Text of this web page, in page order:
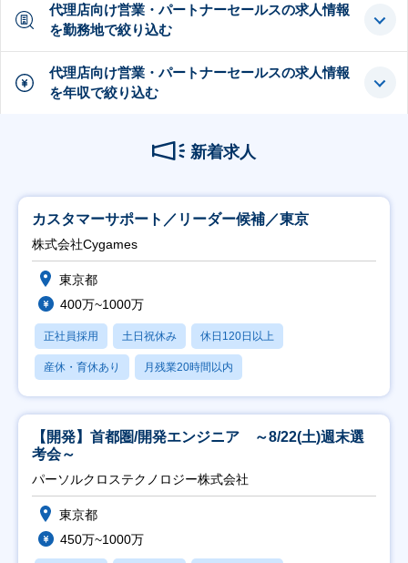
代理店向け営業・パートナーセールスの求人情報
を勤務地で絞り込む
代理店向け営業・パートナーセールスの求人情報
を年収で絞り込む
新着求人
カスタマーサポート／リーダー候補／東京
株式会社Cygames
東京都
400万~1000万
正社員採用 土日祝休み 休日120日以上
産休・育休あり 月残業20時間以内
【開発】首都圏/開発エンジニア ～8/22(土)週末選
考会～
パーソルクロステクノロジー株式会社
東京都
450万~1000万